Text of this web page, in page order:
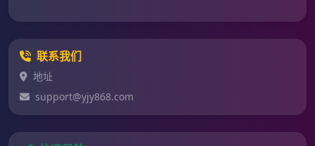
联系我们
地址
support@yjy868.com